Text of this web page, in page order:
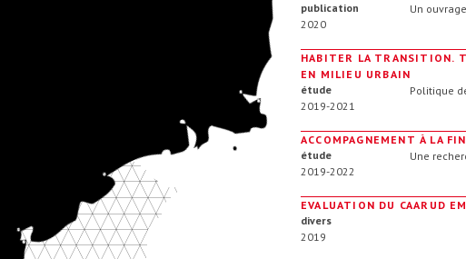
publication
2020
Un
HABITER LA TRANSITION.
EN MILIEU URBAIN
étude
2019-2021
Politique
ACCOMPAGNEMENT À LA
étude
2019-2022
Une
EVALUATION DU CAARUD
divers
2019